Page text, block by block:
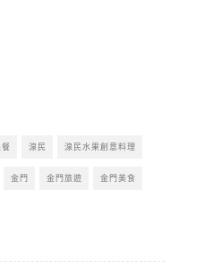
湶民 湶民水果創意料理
金門 金門旅遊 金門美食